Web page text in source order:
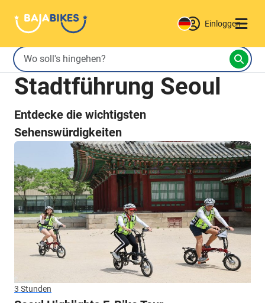
Einloggen
Stadtführung Seoul
Entdecke die wichtigsten
Sehenswürdigkeiten
3 Stunden